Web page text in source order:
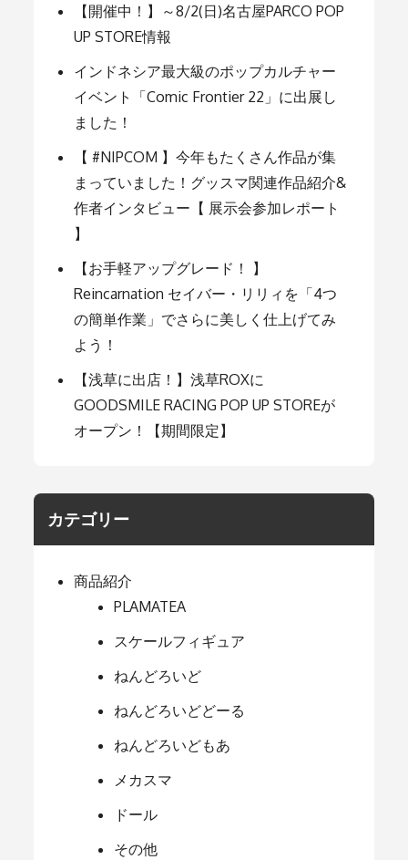
シ
ョ
ン
【開催中！】～8/2(日)名古屋PARCO POP
UP STORE情報
インドネシア最大級のポップカルチャー
イベント「Comic Frontier 22」に出展し
ました！
【 #NIPCOM 】今年もたくさん作品が集
まっていました！グッスマ関連作品紹介&
作者インタビュー【 展示会参加レポート
】
【お手軽アップグレード！ 】
Reincarnation セイバー・リリィを「4つ
の簡単作業」でさらに美しく仕上げてみ
よう！
【浅草に出店！】浅草ROXに
GOODSMILE RACING POP UP STOREが
オープン！【期間限定】
カテゴリー
商品紹介
PLAMATEA
スケールフィギュア
ねんどろいど
ねんどろいどどーる
ねんどろいどもあ
メカスマ
ドール
その他